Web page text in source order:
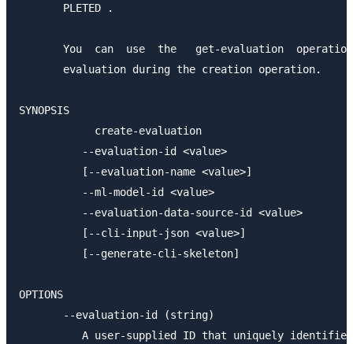
       PLETED .
You  can  use  the   get-evaluation
       evaluation during the creation operation.
SYNOPSIS
            create-evaluation
          --evaluation-id <value>
          [--evaluation-name <value>]
          --ml-model-id <value>
          --evaluation-data-source-id <value>
          [--cli-input-json <value>]
          [--generate-cli-skeleton]
OPTIONS
       --evaluation-id (string)
A user-supplied ID that uniquely